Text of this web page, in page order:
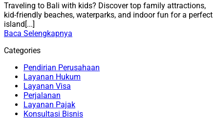
Traveling to Bali with kids? Discover top family attractions,
kid-friendly beaches, waterparks, and indoor fun for a perfect
island[...]
Baca Selengkapnya
Categories
Pendirian Perusahaan
Layanan Hukum
Layanan Visa
Perjalanan
Layanan Pajak
Konsultasi Bisnis